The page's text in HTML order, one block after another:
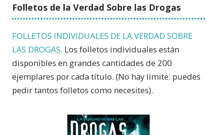
Folletos de la Verdad Sobre las Drogas
FOLLETOS INDIVIDUALES DE LA VERDAD SOBRE
LAS DROGAS. Los folletos individuales están
disponibles en grandes cantidades de 200
ejemplares por cada título. (No hay límite: puedes
pedir tantos folletos como necesites).